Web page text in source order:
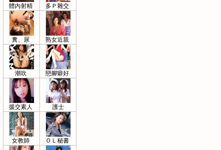
體內射精 多Ｐ雜交
糞、尿 熟女近親
潮吹 戀腳癖好
援交素人 護士
女教師 ＯＬ秘書